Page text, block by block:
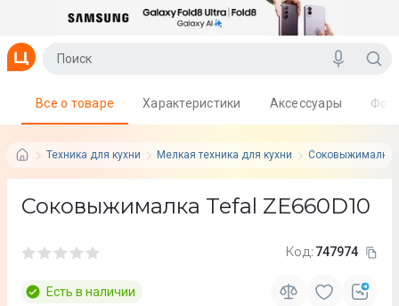
Техника для кухни Мелкая техника для кухни Соковыжималки
Все о товаре Характеристики Аксессуары
Соковыжималка Tefal ZE660D10
Код: 747974
Есть в наличии